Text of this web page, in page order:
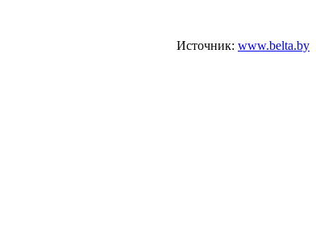
Источник: www.belta.by